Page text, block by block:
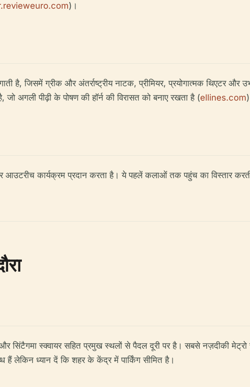
)।
है, जिसमें ग्रीक और अंतर्राष्ट्रीय नाटक, प्रीमियर, प्रयोगात्मक थिएटर और
जो अगली पीढ़ी के पोषण की हॉर्न की विरासत को बनाए रखता है (ellines.com
और आउटरीच कार्यक्रम प्रदान करता है। ये पहलें कलाओं तक पहुंच का विस्तार
सिंटैगमा स्क्वायर सहित प्रमुख स्थलों से पैदल दूरी पर है। सबसे नज़दीकी
लेकिन ध्यान दें कि शहर के केंद्र में पार्किंग सीमित है।